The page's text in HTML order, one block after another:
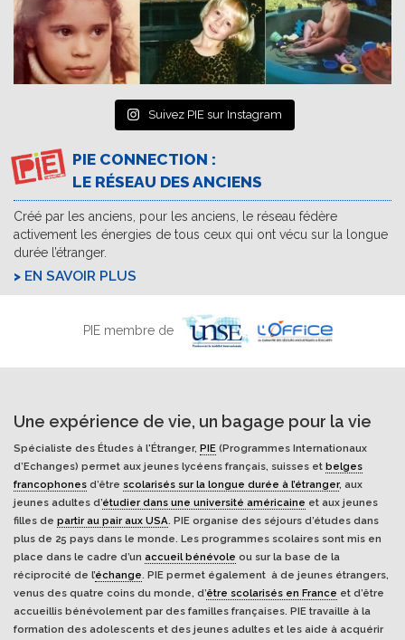
Suivez PIE sur Instagram
PIE CONNECTION :
LE RÉSEAU DES ANCIENS
Créé par les anciens, pour les anciens, le réseau fédère
activement les énergies de tous ceux qui ont vécu sur la longue
durée l’étranger.
EN SAVOIR PLUS
PIE membre de
Une expérience de vie, un bagage pour la vie
Spécialiste des Études à l'Étranger, PIE (Programmes Internationaux
d’Echanges) permet aux jeunes lycéens français, suisses et belges
francophones d’être scolarisés sur la longue durée à l’étranger, aux
jeunes adultes d’étudier dans une université américaine et aux jeunes
filles de partir au pair aux USA. PIE organise des séjours d’études dans
plus de 25 pays dans le monde. Les programmes scolaires sont mis en
place dans le cadre d’un accueil bénévole ou sur la base de la
réciprocité de l’échange. PIE permet également à de jeunes étrangers,
venus des quatre coins du monde, d’être scolarisés en France et d’être
accueillis bénévolement par des familles françaises. PIE travaille à la
formation des adolescents et des jeunes adultes et les aide à acquérir